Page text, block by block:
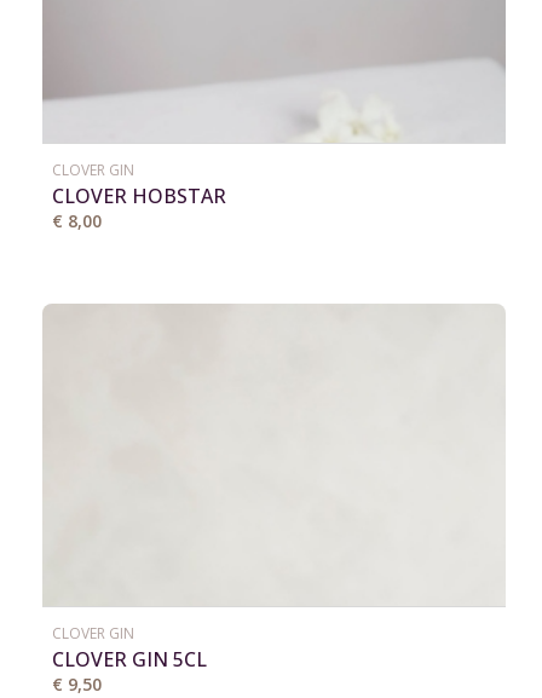
CLOVER GIN
CLOVER HOBSTAR
€ 8,00
CLOVER GIN
CLOVER GIN 5CL
€ 9,50